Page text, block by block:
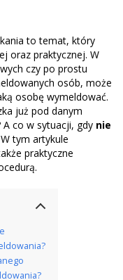
to temat, który
oraz praktycznej. W
czy po prostu
osób, może
osobę wymeldować.
już pod danym
co w sytuacji, gdy nie
tym artykule
praktyczne